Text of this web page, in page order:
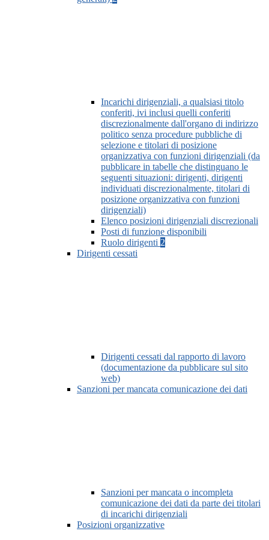
Incarichi dirigenziali, a qualsiasi titolo
conferiti, ivi inclusi quelli conferiti
discrezionalmente dall'organo di indirizzo
politico senza procedure pubbliche di
selezione e titolari di posizione
organizzativa con funzioni dirigenziali (da
pubblicare in tabelle che distinguano le
seguenti situazioni: dirigenti, dirigenti
individuati discrezionalmente, titolari di
posizione organizzativa con funzioni
dirigenziali)
Elenco posizioni dirigenziali discrezionali
Posti di funzione disponibili
Ruolo dirigenti 2
Dirigenti cessati
Dirigenti cessati dal rapporto di lavoro
(documentazione da pubblicare sul sito
web)
Sanzioni per mancata comunicazione dei dati
Sanzioni per mancata o incompleta
comunicazione dei dati da parte dei titolari
di incarichi dirigenziali
Posizioni organizzative